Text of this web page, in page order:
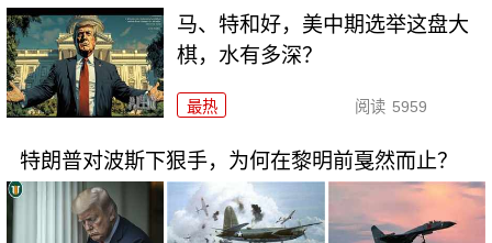
马、特和好，美中期选举这盘大
棋，水有多深？
最热 阅读 5959
特朗普对波斯下狠手，为何在黎明前戛然而止？